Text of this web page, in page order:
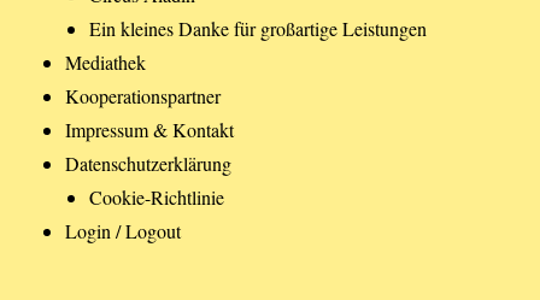
Ein kleines Danke für großartige Leistungen
Mediathek
Kooperationspartner
Impressum & Kontakt
Datenschutzerklärung
Cookie-Richtlinie
Login / Logout